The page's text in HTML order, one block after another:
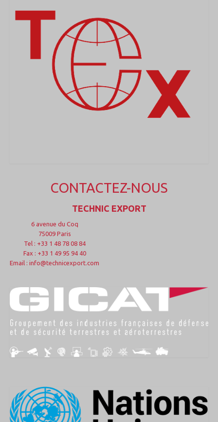
CONTACTEZ-NOUS
TECHNIC EXPORT
6 avenue du Coq
75009 Paris
Tel : +33 1 48 78 08 84
Fax : +33 1 49 95 94 40
Email : info@technicexport.com